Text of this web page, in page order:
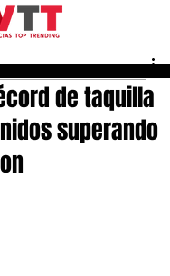
de taquilla
superando